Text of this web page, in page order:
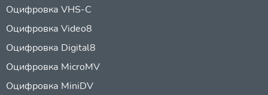
Оцифровка VHS-C
Оцифровка Video8
Оцифровка Digital8
Оцифровка MicroMV
Оцифровка MiniDV